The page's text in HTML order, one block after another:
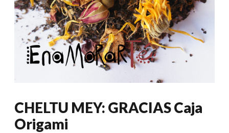
CHELTU MEY: GRACIAS Caja
Origami